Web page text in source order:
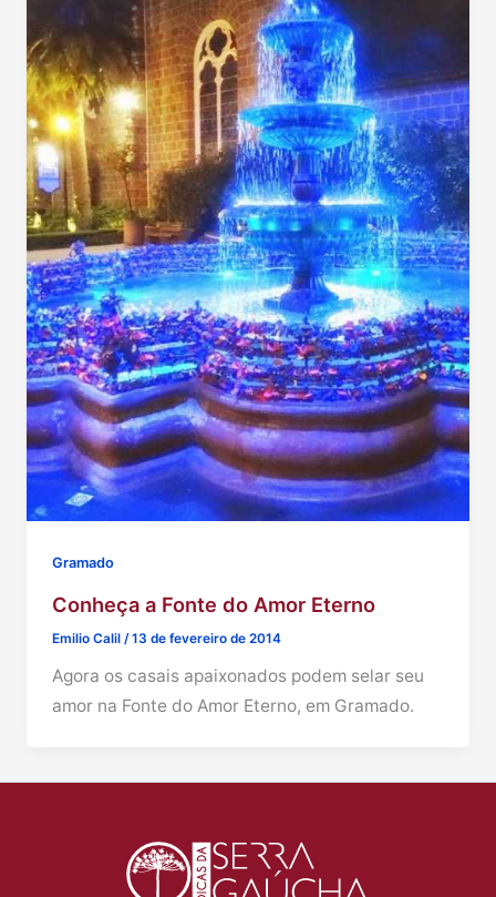
Gramado
Conheça a Fonte do Amor Eterno
Emilio Calil /13 de fevereiro de 2014
Agora os casais apaixonados podem selar seu
amor na Fonte do Amor Eterno, em Gramado.